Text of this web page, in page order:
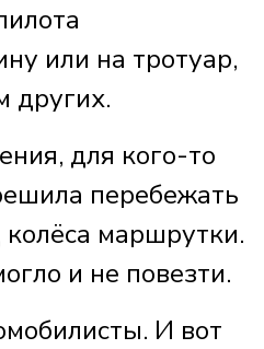
или на тротуар,
других.
для кого-то
перебежать
маршрутки.
и не повезти.
И вот